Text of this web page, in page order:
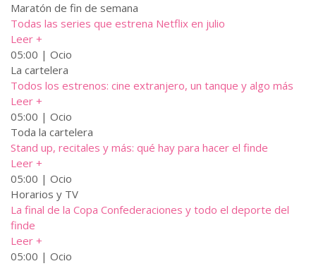
Maratón de fin de semana
Todas las series que estrena Netflix en julio
Leer +
05:00 | Ocio
La cartelera
Todos los estrenos: cine extranjero, un tanque y algo más
Leer +
05:00 | Ocio
Toda la cartelera
Stand up, recitales y más: qué hay para hacer el finde
Leer +
05:00 | Ocio
Horarios y TV
La final de la Copa Confederaciones y todo el deporte del
finde
Leer +
05:00 | Ocio